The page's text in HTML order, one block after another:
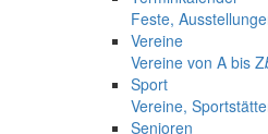
Feste,
Vereine
Vereine von A bis Z
Sport
Vereine,
Senioren